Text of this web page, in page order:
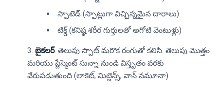
స్పాటెడ్ (స్పాట్లుగా విచ్ఛిన్నమైన దారాలు)
టిక్డ్ (కనిష్ఠ శరీర గుర్తులతో అగోటి వెంటుళ్లు)
బైకలర్: తెలుపు స్పాట్ మరొక రంగుతో కలిసి. తెలుపు మొత్తం
మరియు ప్లేస్మెంట్ సున్నా నుండి విస్తృతం వరకు
వేరుపడుతుంది (లాకెట్, మిట్టెన్స్, వాన్ నమూనా)